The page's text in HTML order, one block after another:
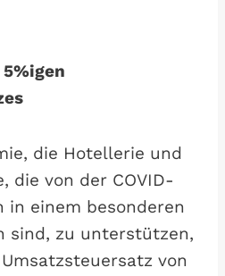
die Hotellerie und
die von der COVID-
in einem besonderen
sind, zu unterstützen,
von